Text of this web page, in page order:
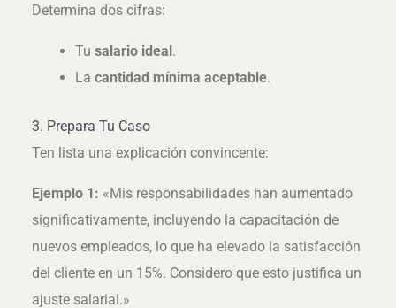
Determina dos cifras:
Tusalario ideal.
Lacantidad mínima aceptable.
3. Prepara Tu Caso
Ten lista una explicación convincente:
Ejemplo 1: «Mis responsabilidades han aumentado
significativamente, incluyendo la capacitación de
nuevos empleados, lo que ha elevado la satisfacción
del cliente en un 15%. Considero que esto justifica un
ajuste salarial.»